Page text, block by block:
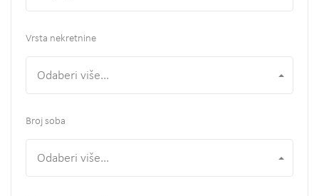
Vrsta nekretnine
Odaberi više...
Broj soba
Odaberi više...